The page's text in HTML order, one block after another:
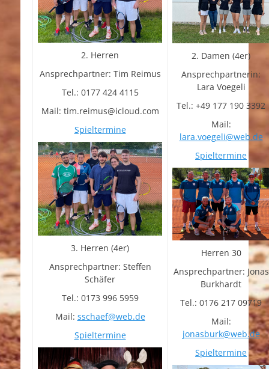
2. Herren
Ansprechpartner: Tim Reimus
Tel.: 0177 424 4115
Mail: tim.reimus@icloud.com
Spieltermine
3. Herren (4er)
Ansprechpartner: Steffen
Schäfer
Tel.: 0173 996 5959
Mail: sschaef@web.de
Spieltermine
2. Damen (4er)
Ansprechpartnerin:
Lara Voegeli
Tel.: +49 177 190 3392
Mail:
lara.voegeli@web.de
Spieltermine
Herren 30
Ansprechpartner: Jonas
Burkhardt
Tel.: 0176 217 09719
Mail:
jonasburk@web.de
Spieltermine